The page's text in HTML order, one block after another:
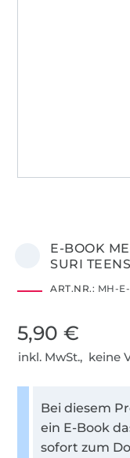
E-BOOK
SURI TEENS
ART.NR.: MH-
5,90 €
inkl. MwSt., keine
Bei diesem
ein E-Book
sofort zum